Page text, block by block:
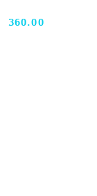
Cena:
360.00